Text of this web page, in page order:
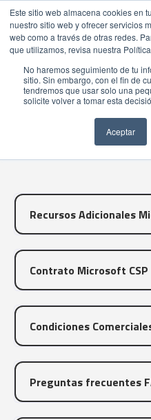
Este sitio web almacena cookies en
nuestro sitio web y ofrecer servicios
web como a través de otras redes.
que utilizamos, revisa nuestra
No haremos seguimiento de tu
sitio. Sin embargo, con el fin de
tendremos que usar solo una
solicite volver a tomar esta
Aceptar
PORTAL
Recursos Adicionales
Contrato Microsoft CSP
Condiciones
Preguntas frecuentes